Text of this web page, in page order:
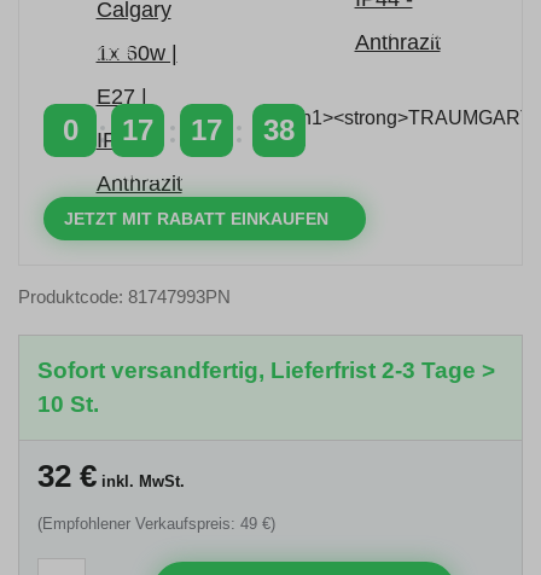
Zeitlich begrenzter 20 % Rabatt auf Bestellungen
über 400 €
0 17
STUNDEN
17
MINUTEN
38
JETZT MIT RABATT EINKAUFEN
Produktcode: 81747993PN
Sofort versandfertig, Lieferfrist 2-3 Tage >
10 St.
32 € inkl. MwSt.
(Empfohlener Verkaufspreis: 49 €)